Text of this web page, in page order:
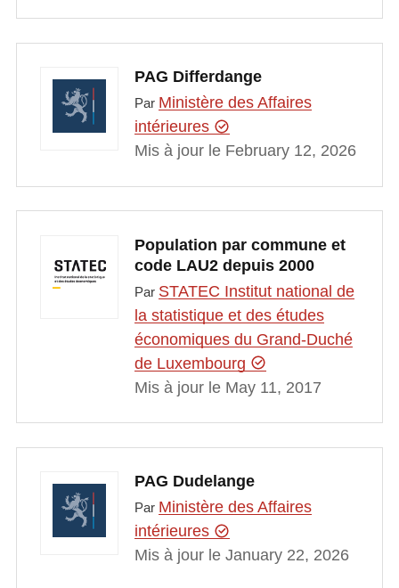
PAG Differdange
Par Ministère des Affaires
intérieures
Mis à jour le February 12, 2026
Population par commune et
code LAU2 depuis 2000
Par STATEC Institut national de
la statistique et des études
économiques du Grand-Duché
de Luxembourg
Mis à jour le May 11, 2017
PAG Dudelange
Par Ministère des Affaires
intérieures
Mis à jour le January 22, 2026